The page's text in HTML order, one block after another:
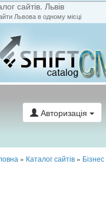
сайтів. Львів
Львова в одному місці
Авторизація
» Каталог сайтів » Бізнес